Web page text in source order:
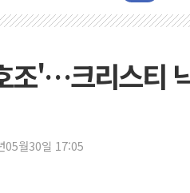
청
[
러
[
'
양
김
조'…크리스티
05월30일 17:05